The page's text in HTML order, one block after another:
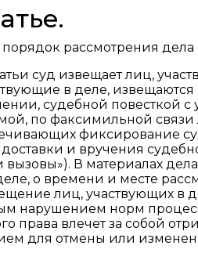
рассмотрения
суд извещает лиц,
в деле,
судебной повесткой
по факсимильной
фиксирование
и вручения
В материалах
о времени и месте
лиц, участвующих в
нарушением норм
права влечет за собой
для отмены или